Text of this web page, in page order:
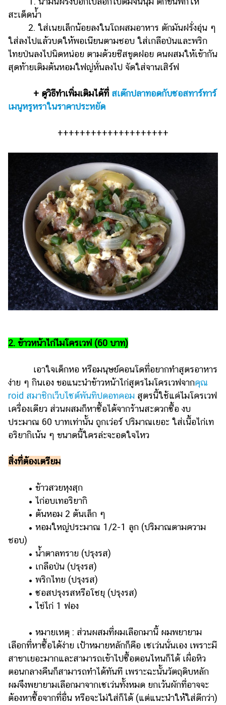
สะเด็ดน้ำ
2. ใส่เนยเล็กน้อยลงในโถผสมอาหาร ตักมันฝรั่งอุ่น ๆ
ใส่ลงไปแล้วบดให้พอเนียนตามชอบ ใส่เกลือป่นและพริก
ไทยป่นลงไปนิดหน่อย ตามด้วยชีสขูดฝอย คนผสมให้เข้ากัน
สุดท้ายเติมต้นหอมใฟญ่หั่นลงไป จัดใส่จานเสิร์ฟ
+ ดูวิธีทำเพิ่มเติมได้ที่ สเต๊กปลาทอดกับซอสทาร์ทาร์
เมนูหรูหราในราคาประหยัด
++++++++++++++++++++
2. ข้าวหน้าไก่ไมโครเวฟ (60 บาท)
เอาใจเด็กหอ หรือมนุษย์คอนโดที่อยากทำสูตรอาหาร
ง่าย ๆ กินเอง ขอแนะนำข้าวหน้าไก่สูตรไมโครเวฟจากคุณ
roid สมาชิกเว็บไซต์พันทิปดอทคอม สูตรนี้ใช้แค่ไมโครเวฟ
เครื่องเดียว ส่วนผสมก็หาซื้อได้จากร้านสะดวกซื้อ งบ
ประมาณ 60 บาทเท่านั้น ถูกเว่อร์ ปริมาณเยอะ ใส่เนื้อไก่เท
อริยากิเน้น ๆ ขนาดนี้ใครล่ะจะอดใจไหว
สิ่งที่ต้องเตรียม
• ข้าวสวยหุงสุก
• ไก่อบเทอริยากิ
• ต้นหอม 2 ต้นเล็ก ๆ
• หอมใหญ่ประมาณ 1/2-1 ลูก (ปริมาณตามความ
ชอบ)
• น้ำตาลทราย (ปรุงรส)
• เกลือป่น (ปรุงรส)
• พริกไทย (ปรุงรส)
• ซอสปรุงรสหรือโชยุ (ปรุงรส)
• ไข่ไก่ 1 ฟอง
• หมายเหตุ : ส่วนผสมที่ผมเลือกมานี้ ผมพยายาม
เลือกที่หาซื้อได้ง่าย เป้าหมายหลักก็คือ เซเว่นนั่นเอง เพราะมี
สาขาเยอะมากและสามารถเข้าไปซื้อตอนไหนก็ได้ เผื่อหิว
ตอนกลางคืนก็สามารถทำได้ทันที เพราะฉะนั้นวัตถุดิบหลัก
ผมจึงพยายามเลือกมาจากเซเว่นทั้งหมด ยกเว้นผักที่อาจจะ
ต้องหาซื้อจากที่อื่น หรือจะไม่ใส่ก็ได้ (แต่แนะนำให้ใส่ดีกว่า)